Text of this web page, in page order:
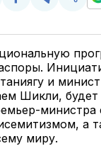
Поделиться
FacebookTelegram
и
Шикли, будет
министра
а
миру.